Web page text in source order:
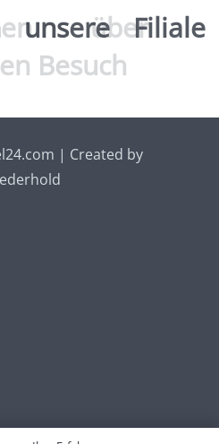
uns
unsere
überFiliale
Besuch
| Created by